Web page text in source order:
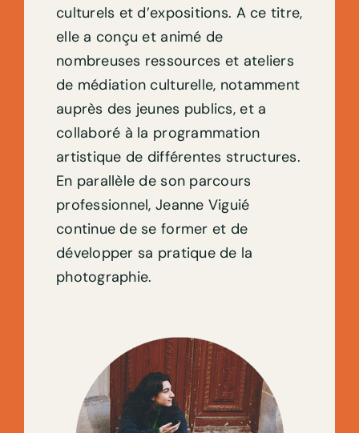
culturels et d’expositions. A ce titre,
elle a conçu et animé de
nombreuses ressources et ateliers
de médiation culturelle, notamment
auprès des jeunes publics, et a
collaboré à la programmation
artistique de différentes structures.
En parallèle de son parcours
professionnel, Jeanne Viguié
continue de se former et de
développer sa pratique de la
photographie.